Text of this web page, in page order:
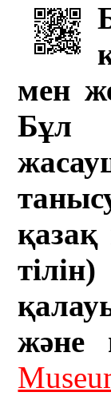
мен
Бұл
және